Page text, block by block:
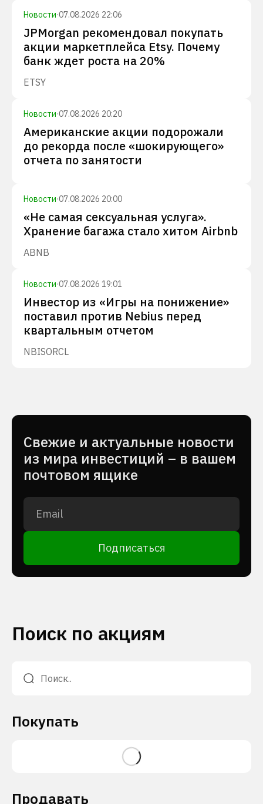
Новости·07.08.2026 22:06
JPMorgan рекомендовал покупать
акции маркетплейса Etsy. Почему
банк ждет роста на 20%
ETSY
Новости·07.08.2026 20:20
Американские акции подорожали
до рекорда после «шокирующего»
отчета по занятости
Новости·07.08.2026 20:00
«Не самая сексуальная услуга».
Хранение багажа стало хитом Airbnb
ABNB
Новости·07.08.2026 19:01
Инвестор из «Игры на понижение»
поставил против Nebius перед
квартальным отчетом
NBISORCL
Cвежие и актуальные новости
из мира инвестиций – в вашем
почтовом ящике
Подписаться
Поиск по акциям
Покупать
Продавать